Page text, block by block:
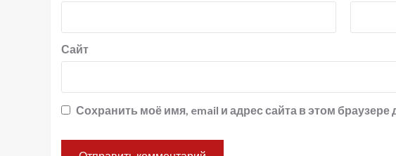
Сайт
Сохранить моё имя, email и адрес сайта в этом